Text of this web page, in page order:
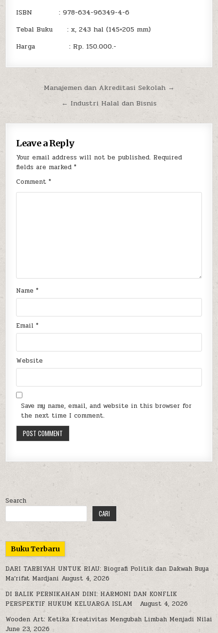
ISBN : 978-634-96349-4-6
Tebal Buku : x, 243 hal (145×205 mm)
Harga : Rp. 150.000.-
navigation
Manajemen dan Akreditasi Sekolah →
← Industri Halal dan Bisnis
Leave a Reply
Your email address will not be published. Required
fields are marked*
Comment*
Name*
Email*
Website
Save my name, email, and website in this browser for
the next time I comment.
Search
CARI
Buku Terbaru
DARI TARBIYAH UNTUK RIAU: Biografi Politik dan Dakwah Buya
Ma’rifat Mardjani August 4, 2026
DI BALIK PERNIKAHAN DINI: HARMONI DAN KONFLIK
PERSPEKTIF HUKUM KELUARGA ISLAM
August 4, 2026
Wooden Art: Ketika Kreativitas Mengubah Limbah Menjadi Nilai
June 23, 2026